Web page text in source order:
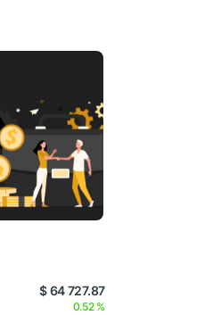
$ 64 727.87
0.52 %